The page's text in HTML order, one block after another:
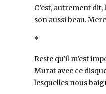
C’est, autrement
son aussi beau.
*
Reste qu’il m’est
Murat avec ce
lesquelles nous